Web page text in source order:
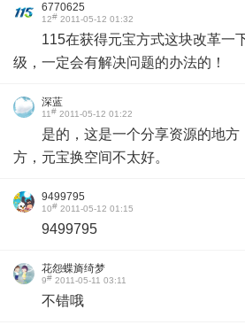
6770625
12# 2011-05-12 01:32
115在获得元宝方式这块改革一
级，一定会有解决问题的办法的！
深蓝
11# 2011-05-12 01:22
是的，这是一个分享资源的地
方，元宝换空间不太好。
9499795
10# 2011-05-12 01:15
9499795
花怨蝶旖绮梦
9# 2011-05-11 03:11
不错哦